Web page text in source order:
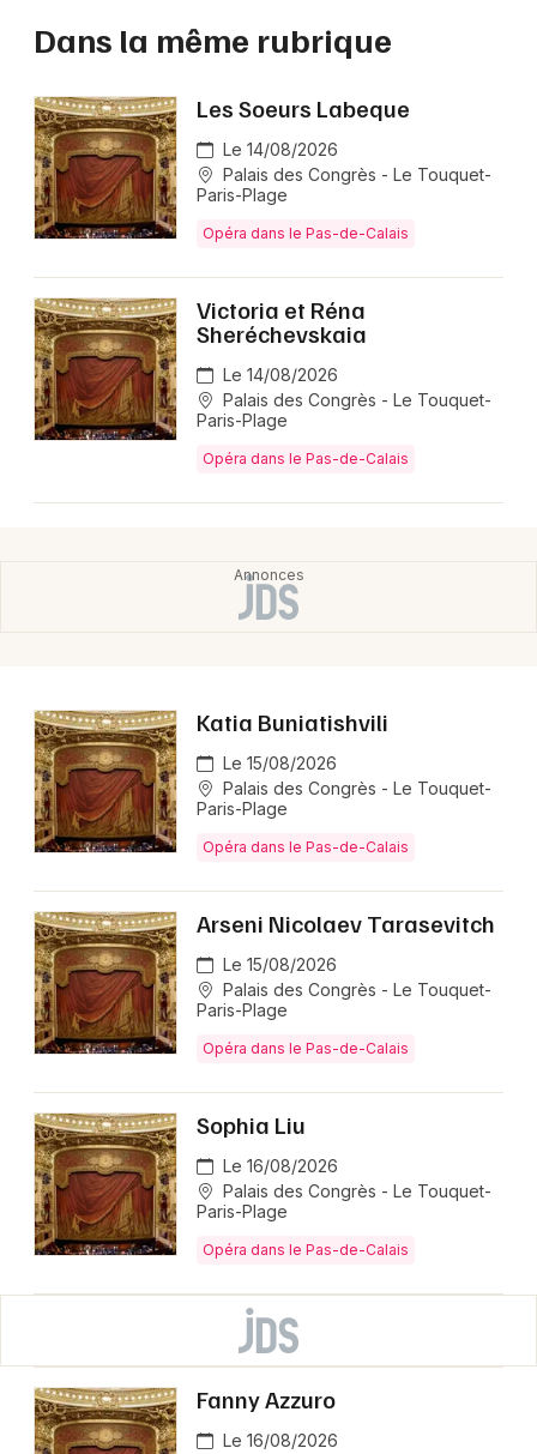
Dans la même rubrique
Les Soeurs Labeque
Le 14/08/2026
Palais des Congrès - Le Touquet-
Paris-Plage
Opéra dans le Pas-de-Calais
Victoria et Réna
Sheréchevskaia
Le 14/08/2026
Palais des Congrès - Le Touquet-
Paris-Plage
Opéra dans le Pas-de-Calais
Katia Buniatishvili
Le 15/08/2026
Palais des Congrès - Le Touquet-
Paris-Plage
Opéra dans le Pas-de-Calais
Arseni Nicolaev Tarasevitch
Le 15/08/2026
Palais des Congrès - Le Touquet-
Paris-Plage
Opéra dans le Pas-de-Calais
Sophia Liu
Le 16/08/2026
Palais des Congrès - Le Touquet-
Paris-Plage
Opéra dans le Pas-de-Calais
Fanny Azzuro
Le 16/08/2026